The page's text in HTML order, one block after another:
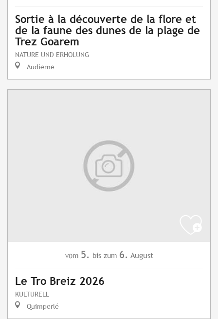
Sortie à la découverte de la flore et
de la faune des dunes de la plage de
Trez Goarem
NATURE UND ERHOLUNG
Audierne
vom 5. bis zum 6. August
Le Tro Breiz 2026
KULTURELL
Quimperlé